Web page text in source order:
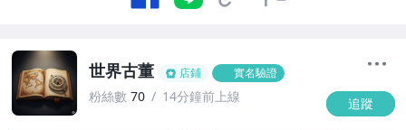
世界古董 店鋪 實名驗證
粉絲數 70 14分鐘前上線 追蹤